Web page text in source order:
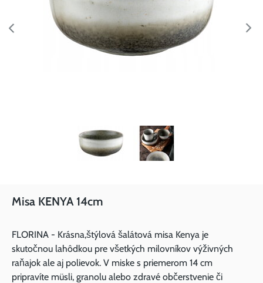
Misa KENYA 14cm
FLORINA - Krásna,štýlová šalátová misa Kenya je
skutočnou lahôdkou pre všetkých milovníkov výživných
raňajok ale aj polievok. V miske s priemerom 14 cm
pripravíte müsli, granolu alebo zdravé občerstvenie či